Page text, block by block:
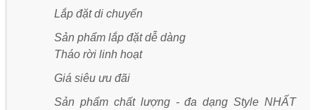
Lắp đặt di chuyển
Sản phẩm lắp đặt dễ dàng
Tháo rời linh hoạt
Giá siêu ưu đãi
Sản phẩm chất lượng - đa dạng Style NHẤT